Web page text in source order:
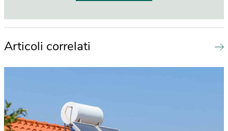
Articoli correlati